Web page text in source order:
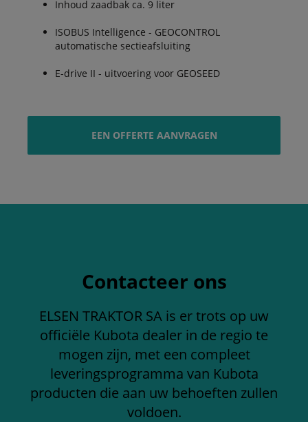
Inhoud zaadbak ca. 9 liter
ISOBUS Intelligence - GEOCONTROL
automatische sectieafsluiting
E-drive II - uitvoering voor GEOSEED
EEN OFFERTE AANVRAGEN
Contacteer ons
ELSEN TRAKTOR SA is er trots op uw
officiële Kubota dealer in de regio te
mogen zijn, met een compleet
leveringsprogramma van Kubota
producten die aan uw behoeften zullen
voldoen.